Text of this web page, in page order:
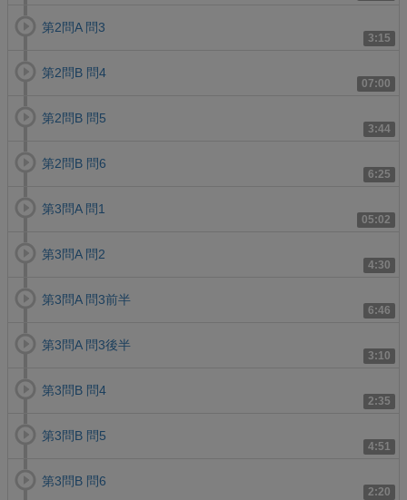
3:15
第2問A 問3
07:00
第2問B 問4
3:44
第2問B 問5
6:25
第2問B 問6
05:02
第3問A 問1
4:30
第3問A 問2
6:46
第3問A 問3前半
3:10
第3問A 問3後半
2:35
第3問B 問4
4:51
第3問B 問5
2:20
第3問B 問6